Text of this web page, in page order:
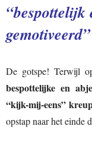
gemotiveerd”
De gotspe! Terwijl
bespottelijke en
“kijk-mij-eens”
opstap naar het einde